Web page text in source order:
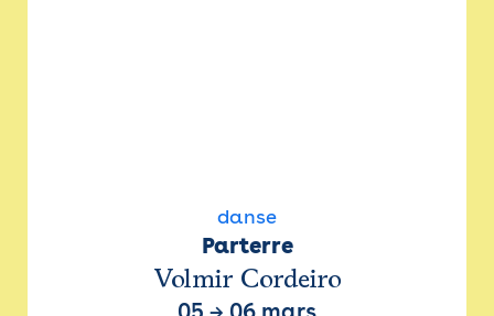
danse
Parterre
Volmir Cordeiro